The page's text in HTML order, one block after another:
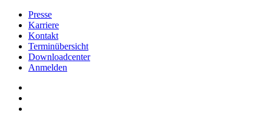
Presse
Karriere
Kontakt
Terminübersicht
Downloadcenter
Anmelden